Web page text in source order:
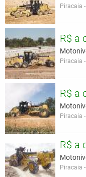
Piracaia
R$ a
Piracaia
R$ a
Piracaia
R$ a
Piracaia